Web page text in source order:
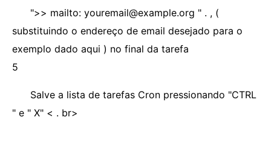
">> mailto: youremail@example.org " . , (
substituindo o endereço de email desejado para o
exemplo dado aqui ) no final da tarefa
5
Salve a lista de tarefas Cron pressionando "CTRL
" e " X" < . br>